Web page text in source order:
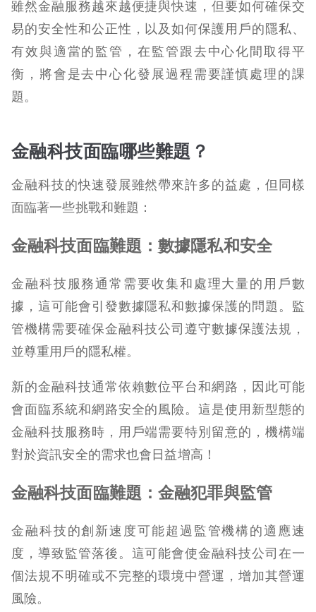
雖然金融服務越來越便捷與快速，但要如何確保交
易的安全性和公正性，以及如何保護用戶的隱私、
有效與適當的監管，在監管跟去中心化間取得平
衡，將會是去中心化發展過程需要謹慎處理的課
題。
金融科技面臨哪些難題？
金融科技的快速發展雖然帶來許多的益處，但同樣
面臨著一些挑戰和難題：
金融科技面臨難題：數據隱私和安全
金融科技服務通常需要收集和處理大量的用戶數
據，這可能會引發數據隱私和數據保護的問題。監
管機構需要確保金融科技公司遵守數據保護法規，
並尊重用戶的隱私權。
新的金融科技通常依賴數位平台和網路，因此可能
會面臨系統和網路安全的風險。這是使用新型態的
金融科技服務時，用戶端需要特別留意的，機構端
對於資訊安全的需求也會日益增高！
金融科技面臨難題：金融犯罪與監管
金融科技的創新速度可能超過監管機構的適應速
度，導致監管落後。這可能會使金融科技公司在一
個法規不明確或不完整的環境中營運，增加其營運
風險。